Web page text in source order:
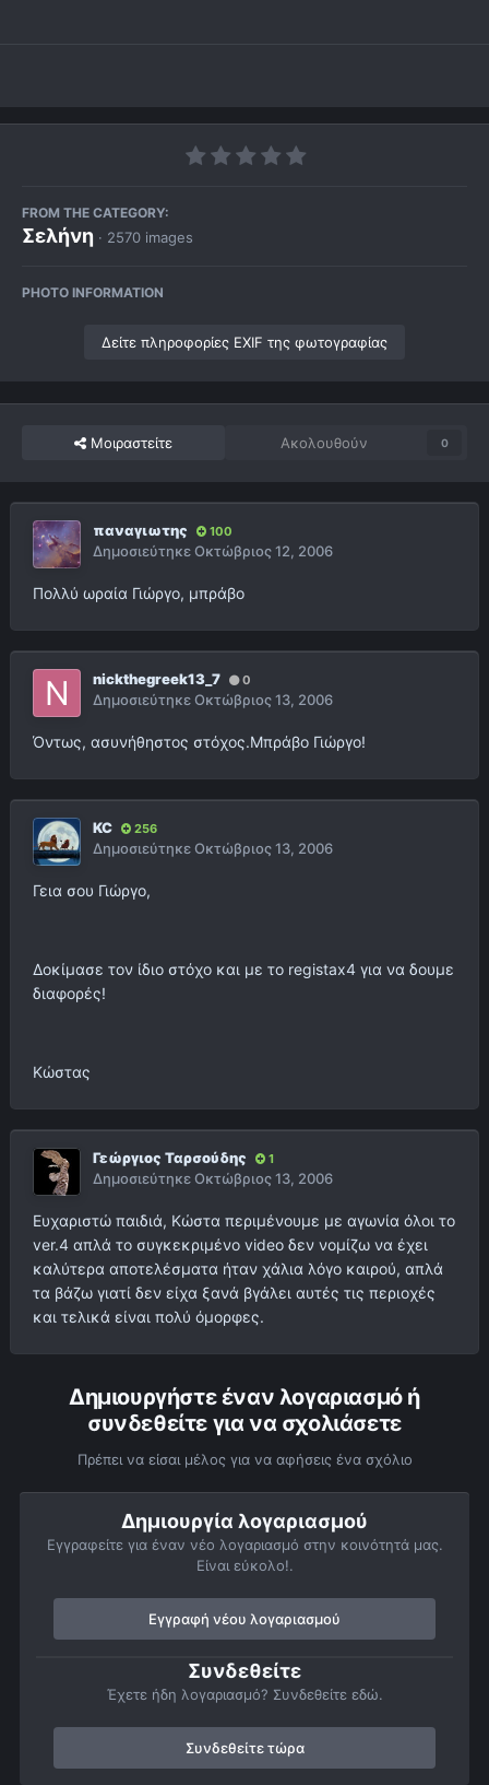
FROM THE CATEGORY:
Σελήνη · 2570 images
PHOTO INFORMATION
Δείτε πληροφορίες EXIF της φωτογραφίας
Μοιραστείτε Ακολουθούν 0
παναγιωτης 100
ΔημοσιεύτηκεΟκτώβριος 12, 2006
Πολλύ ωραία Γιώργο, μπράβο
nickthegreek13_7 0
ΔημοσιεύτηκεΟκτώβριος 13, 2006
Όντως, ασυνήθηστος στόχος.Μπράβο Γιώργο!
KC 256
ΔημοσιεύτηκεΟκτώβριος 13, 2006
Γεια σου Γιώργο,
Δοκίμασε τον ίδιο στόχο και με το registax4 για να δουμε
διαφορές!
Κώστας
Γεώργιος Ταρσούδης 1
ΔημοσιεύτηκεΟκτώβριος 13, 2006
Ευχαριστώ παιδιά, Κώστα περιμένουμε με αγωνία όλοι το
ver.4 απλά το συγκεκριμένο video δεν νομίζω να έχει
καλύτερα αποτελέσματα ήταν χάλια λόγο καιρού, απλά
τα βάζω γιατί δεν είχα ξανά βγάλει αυτές τις περιοχές
και τελικά είναι πολύ όμορφες.
Δημιουργήστε έναν λογαριασμό ή
συνδεθείτε για να σχολιάσετε
Πρέπει να είσαι μέλος για να αφήσεις ένα σχόλιο
Δημιουργία λογαριασμού
Εγγραφείτε για έναν νέο λογαριασμό στην κοινότητά μας.
Είναι εύκολο!.
Εγγραφή νέου λογαριασμού
Συνδεθείτε
Έχετε ήδη λογαριασμό? Συνδεθείτε εδώ.
Συνδεθείτε τώρα